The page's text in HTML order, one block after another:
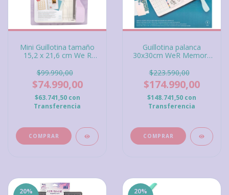
Mini Guillotina tamaño
15,2 x 21,6 cm We R
Cutter Lila
$99.990,00
$74.990,00
$63.741,50 con
Transferencia
Guillotina palanca
30x30cm WeR Memory
$223.590,00
$174.990,00
$148.741,50 con
Transferencia
20%
20%